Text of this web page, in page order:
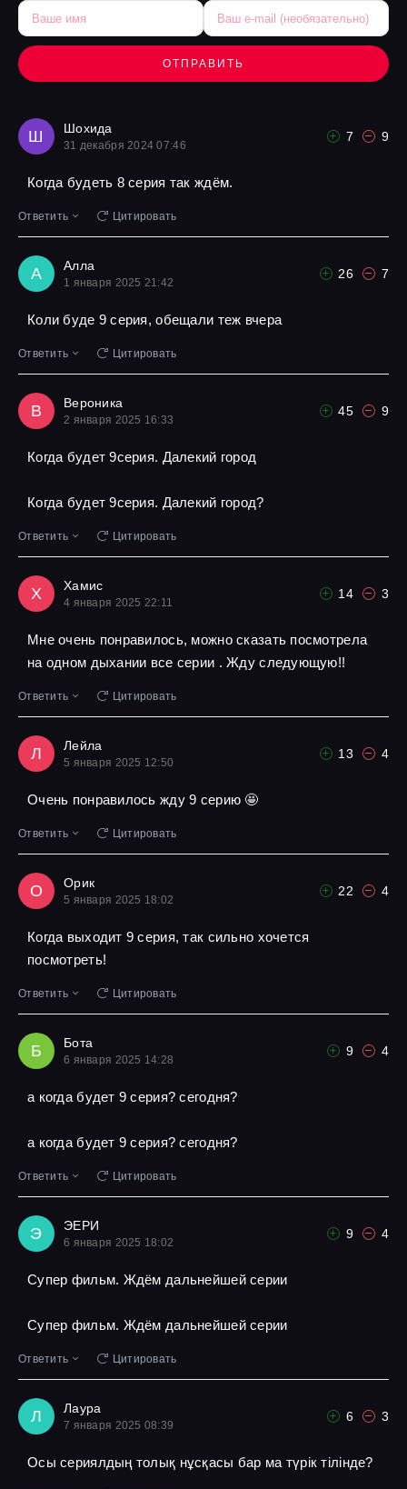
ОТПРАВИТЬ
Ш Шохида
31 декабря 2024 07:46
7 9
Когда будеть 8 серия так ждём.
Ответить Цитировать
А Алла
1 января 2025 21:42
26 7
Коли буде 9 серия, обещали теж вчера
Ответить Цитировать
В Вероника
2 января 2025 16:33
45 9
Когда будет 9серия. Далекий город
Когда будет 9серия. Далекий город?
Ответить Цитировать
Х Хамис
4 января 2025 22:11
14 3
Мне очень понравилось, можно сказать посмотрела
на одном дыхании все серии . Жду следующую!!
Ответить Цитировать
Л Лейла
5 января 2025 12:50
13 4
Очень понравилось жду 9 серию 🤩
Ответить Цитировать
О Орик
5 января 2025 18:02
22 4
Когда выходит 9 серия, так сильно хочется
посмотреть!
Ответить Цитировать
Б Бота
6 января 2025 14:28
9 4
а когда будет 9 серия? сегодня?
а когда будет 9 серия? сегодня?
Ответить Цитировать
Э ЭЕРИ
6 января 2025 18:02
9 4
Супер фильм. Ждём дальнейшей серии
Супер фильм. Ждём дальнейшей серии
Ответить Цитировать
Л Лаура
7 января 2025 08:39
6 3
Осы сериялдың толық нұсқасы бар ма түрік тілінде?